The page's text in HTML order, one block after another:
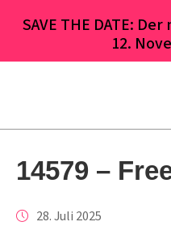
SAVE THE DATE:
12.
14579 –
28. Juli 2025